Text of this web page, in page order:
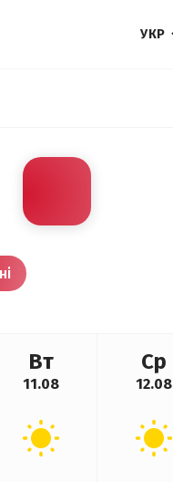
УКР
Вт
11.08
Ср
12.08